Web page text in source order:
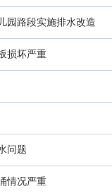
园路段实施排水改造
损坏严重
问题
情况严重